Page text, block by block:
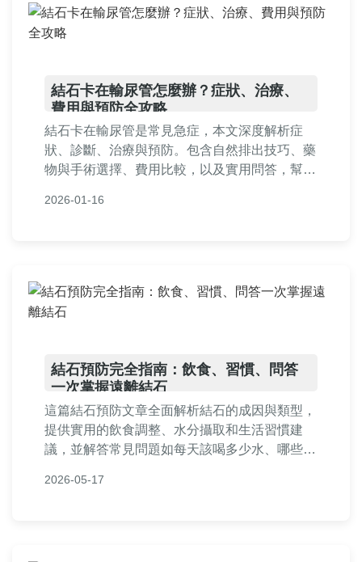
結石卡在輸尿管怎麼辦？症狀、治療、
費用與預防全攻略
結石卡在輸尿管是常見急症，本文深度解析症
狀、診斷、治療與預防。包含自然排出技巧、藥
物與手術選擇、費用比較，以及實用問答，幫助
發。
2026-01-16
結石預防完全指南：飲食、習慣、問答
一次掌握遠離結石
這篇結石預防文章全面解析結石的成因與類型，
提供實用的飲食調整、水分攝取和生活習慣建
議，並解答常見問題如每天該喝多少水、哪些食
細節入手，有效降低結石風險，適合所有關心健
2026-05-17